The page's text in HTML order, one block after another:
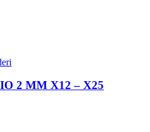
2 MM X12 – X25